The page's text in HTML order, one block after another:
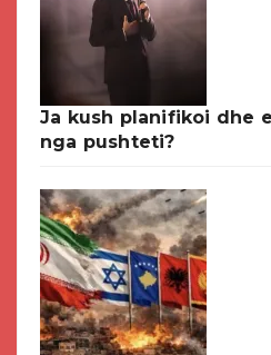
Ja kush planifikoi dhe
nga pushteti?